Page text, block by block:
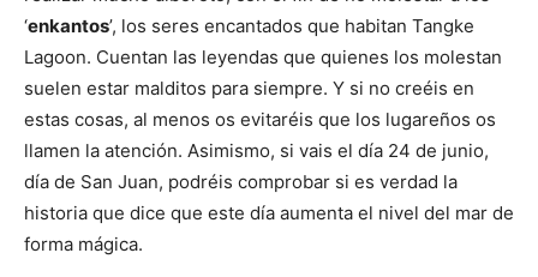
‘enkantos’, los seres encantados que habitan Tangke
Lagoon. Cuentan las leyendas que quienes los molestan
suelen estar malditos para siempre. Y si no creéis en
estas cosas, al menos os evitaréis que los lugareños os
llamen la atención. Asimismo, si vais el día 24 de junio,
día de San Juan, podréis comprobar si es verdad la
historia que dice que este día aumenta el nivel del mar de
forma mágica.